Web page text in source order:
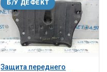
Защита переднего
Б/У ДЕФЕКТ